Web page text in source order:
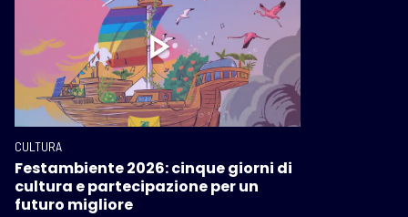
CULTURA
Festambiente 2026: cinque giorni di
cultura e partecipazione per un
futuro migliore